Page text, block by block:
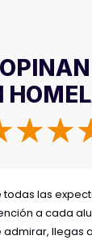
☆☆
las
a cada
llegas